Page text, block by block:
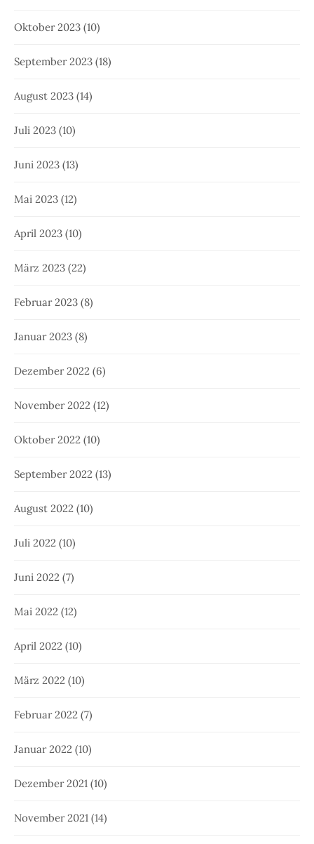
Oktober 2023 (10)
September 2023 (18)
August 2023 (14)
Juli 2023 (10)
Juni 2023 (13)
Mai 2023 (12)
April 2023 (10)
März 2023 (22)
Februar 2023 (8)
Januar 2023 (8)
Dezember 2022 (6)
November 2022 (12)
Oktober 2022 (10)
September 2022 (13)
August 2022 (10)
Juli 2022 (10)
Juni 2022 (7)
Mai 2022 (12)
April 2022 (10)
März 2022 (10)
Februar 2022 (7)
Januar 2022 (10)
Dezember 2021 (10)
November 2021 (14)